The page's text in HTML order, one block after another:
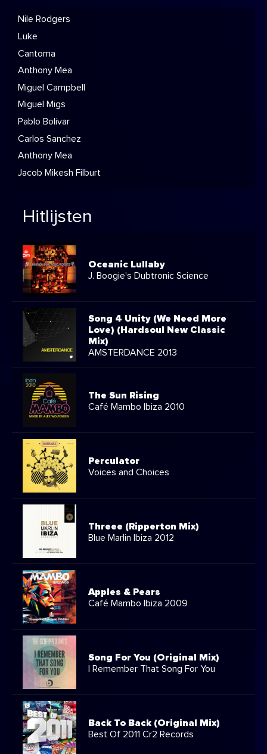
Nile Rodgers
Luke
Cantoma
Anthony Mea
Miguel Campbell
Miguel Migs
Pablo Bolivar
Carlos Sanchez
Anthony Mea
Jacob Mikesh Filburt
Hitlijsten
Oceanic Lullaby
J. Boogie's Dubtronic Science
Song 4 Unity (We Need More
Love) (Hardsoul New Classic
Mix)
AMSTERDANCE 2013
The Sun Rising
Café Mambo Ibiza 2010
Perculator
Voices and Choices
Threee (Ripperton Mix)
Blue Marlin Ibiza 2012
Apples & Pears
Café Mambo Ibiza 2009
Song For You (Original Mix)
I Remember That Song For You
Back To Back (Original Mix)
Best Of 2011 Cr2 Records